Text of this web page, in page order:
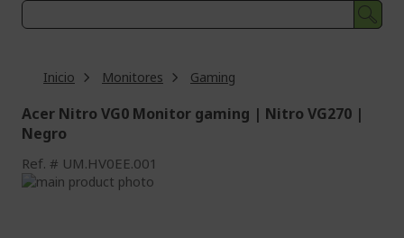
Inicio Monitores Gaming
Acer Nitro VG0 Monitor gaming | Nitro VG270 |
Negro
Ref. UM.HV0EE.001
Saltar